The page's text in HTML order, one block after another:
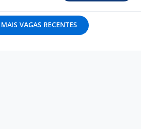
VAGAS RECENTES